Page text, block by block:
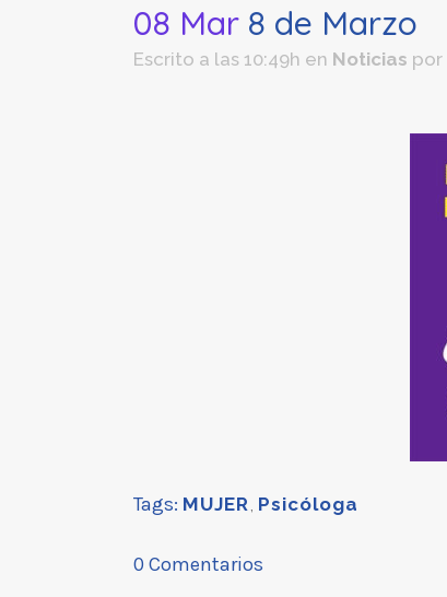
08 Mar 8 de Marzo
Escrito a las 10:49h en Noticias por
Tags: MUJER Psicóloga
0 Comentarios